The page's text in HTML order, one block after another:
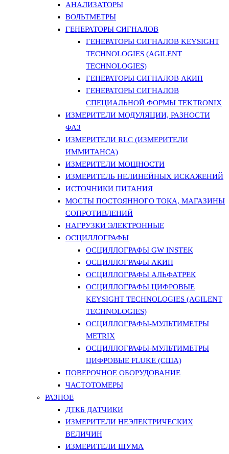
АНАЛИЗАТОРЫ
ВОЛЬТМЕТРЫ
ГЕНЕРАТОРЫ СИГНАЛОВ
ГЕНЕРАТОРЫ СИГНАЛОВ KEYSIGHT
TECHNOLOGIES (AGILENT
TECHNOLOGIES)
ГЕНЕРАТОРЫ СИГНАЛОВ АКИП
ГЕНЕРАТОРЫ СИГНАЛОВ
СПЕЦИАЛЬНОЙ ФОРМЫ TEKTRONIX
ИЗМЕРИТЕЛИ МОДУЛЯЦИИ, РАЗНОСТИ
ФАЗ
ИЗМЕРИТЕЛИ RLC (ИЗМЕРИТЕЛИ
ИММИТАНСА)
ИЗМЕРИТЕЛИ МОЩНОСТИ
ИЗМЕРИТЕЛЬ НЕЛИНЕЙНЫХ ИСКАЖЕНИЙ
ИСТОЧНИКИ ПИТАНИЯ
МОСТЫ ПОСТОЯННОГО ТОКА, МАГАЗИНЫ
СОПРОТИВЛЕНИЙ
НАГРУЗКИ ЭЛЕКТРОННЫЕ
ОСЦИЛЛОГРАФЫ
ОСЦИЛЛОГРАФЫ GW INSTEK
ОСЦИЛЛОГРАФЫ АКИП
ОСЦИЛЛОГРАФЫ АЛЬФАТРЕК
ОСЦИЛЛОГРАФЫ ЦИФРОВЫЕ
KEYSIGHT TECHNOLOGIES (AGILENT
TECHNOLOGIES)
ОСЦИЛЛОГРАФЫ-МУЛЬТИМЕТРЫ
METRIX
ОСЦИЛЛОГРАФЫ-МУЛЬТИМЕТРЫ
ЦИФРОВЫЕ FLUKE (США)
ПОВЕРОЧНОЕ ОБОРУДОВАНИЕ
ЧАСТОТОМЕРЫ
РАЗНОЕ
ДТКБ ДАТЧИКИ
ИЗМЕРИТЕЛИ НЕЭЛЕКТРИЧЕСКИХ
ВЕЛИЧИН
ИЗМЕРИТЕЛИ ШУМА